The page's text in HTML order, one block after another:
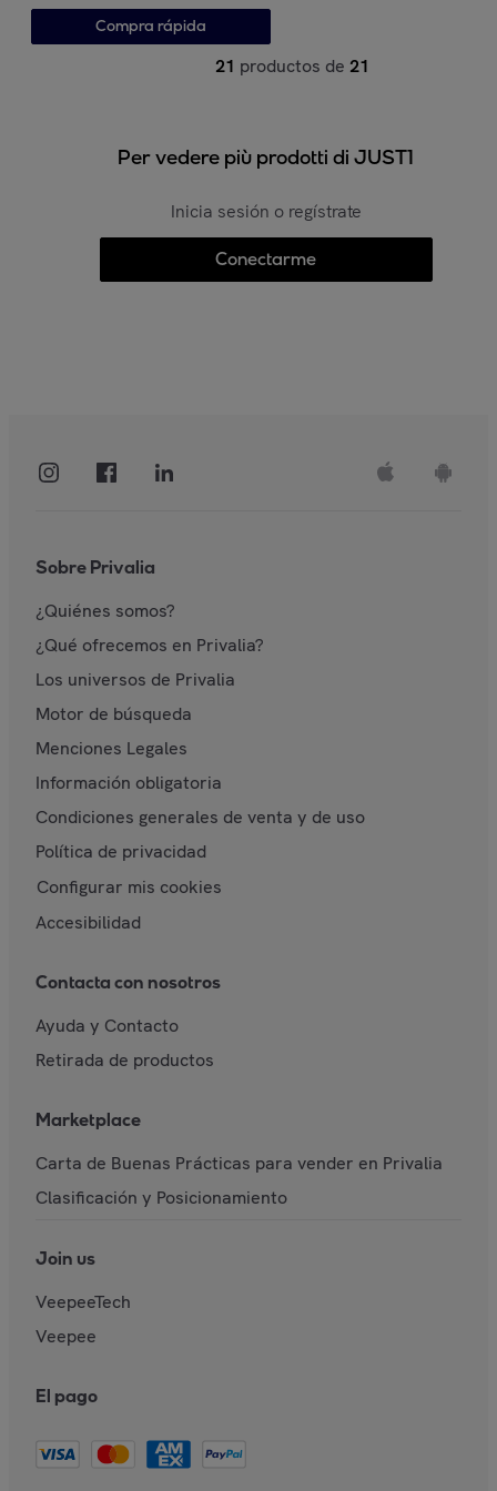
Compra rápida
21 productos de 21
Per vedere più prodotti di JUST1
Inicia sesión o regístrate
Conectarme
Sobre Privalia
¿Quiénes somos?
¿Qué ofrecemos en Privalia?
Los universos de Privalia
Motor de búsqueda
Menciones Legales
Información obligatoria
Condiciones generales de venta y de uso
Política de privacidad
Configurar mis cookies
Accesibilidad
Contacta con nosotros
Ayuda y Contacto
Retirada de productos
Marketplace
Carta de Buenas Prácticas para vender en Privalia
Clasificación y Posicionamiento
Join us
VeepeeTech
Veepee
El pago